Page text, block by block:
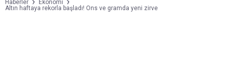
Haberler
Ekonomi
Altın haftaya rekorla başladı! Ons ve gramda yeni zirve